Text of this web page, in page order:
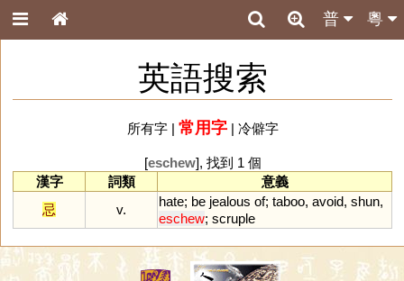
粵
普
英語搜索
所有字| 常用字| 冷僻字
[eschew], 找到 1 個
漢字
詞類
意義
忌
v.
hate; be jealous of; taboo, avoid, shun,
eschew; scruple